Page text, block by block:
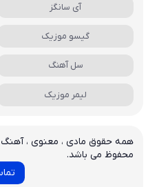
آی سانگز
گیسو موزیک
سل آهنگ
لیمر موزیک
همه حقوق مادی ، معنوی ، آهنگ
محفوظ می باشد.